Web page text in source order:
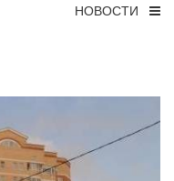
НОВОСТИ